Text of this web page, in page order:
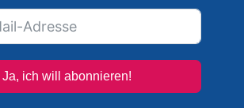
Ja, ich will abonnieren!